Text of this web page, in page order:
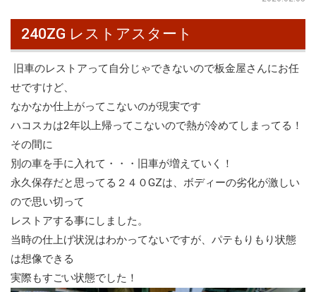
240ZG レストアスタート
旧車のレストアって自分じゃできないので板金屋さんにお任
せですけど、
なかなか仕上がってこないのが現実です
ハコスカは2年以上帰ってこないので熱が冷めてしまってる！
その間に
別の車を手に入れて・・・旧車が増えていく！
永久保存だと思ってる２４０GZは、ボディーの劣化が激しい
ので思い切って
レストアする事にしました。
当時の仕上げ状況はわかってないですが、パテもりもり状態
は想像できる
実際もすごい状態でした！